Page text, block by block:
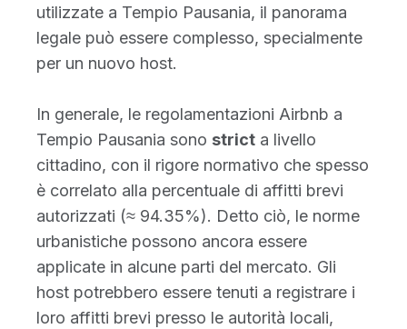
utilizzate a Tempio Pausania, il panorama
legale può essere complesso, specialmente
per un nuovo host.
In generale, le regolamentazioni Airbnb a
Tempio Pausania sono strict a livello
cittadino, con il rigore normativo che spesso
è correlato alla percentuale di affitti brevi
autorizzati (≈ 94.35%). Detto ciò, le norme
urbanistiche possono ancora essere
applicate in alcune parti del mercato. Gli
host potrebbero essere tenuti a registrare i
loro affitti brevi presso le autorità locali,